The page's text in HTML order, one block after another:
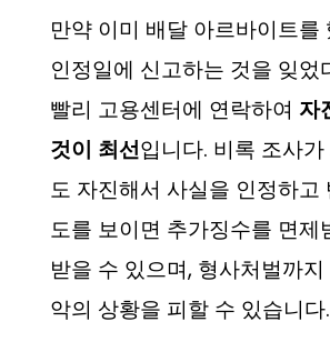
만약 이미 배달 아르바이트를
인정일에 신고하는 것을 잊었
빨리 고용센터에 연락하여 자
것이 최선입니다. 비록 조사
도 자진해서 사실을 인정하고
도를 보이면 추가징수를 면제
받을 수 있으며, 형사처벌까
악의 상황을 피할 수 있습니다.